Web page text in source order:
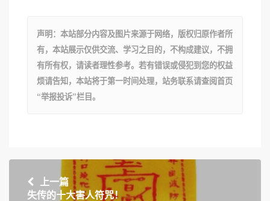
声明：本站部分内容及图片来源于网络，版权归原作者所
有，本站展示仅供交流、学习之目的，不构成建议，不拥
有所有权，请读者理性参考。若有错误或侵犯到您的权益
烦请告知，本站将于第一时间处理，站务联系请查阅首页
“举报投诉”栏目。
上一篇
失传的十大害人符咒！